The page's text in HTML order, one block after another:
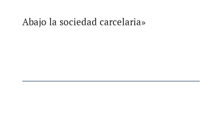
Abajo la sociedad carcelaria»